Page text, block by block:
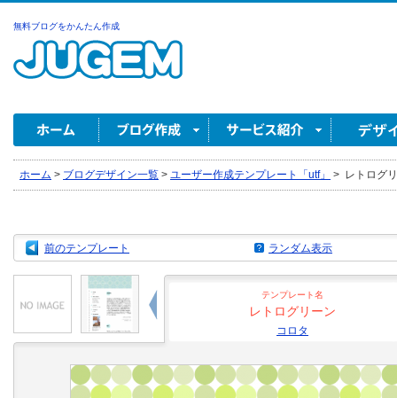
無料ブログをかんたん作成
ホーム > ブログデザイン一覧 > ユーザー作成テンプレート「utf」 > レトログ
前のテンプレート ランダム表示
テンプレート名
レトログリーン
コロタ